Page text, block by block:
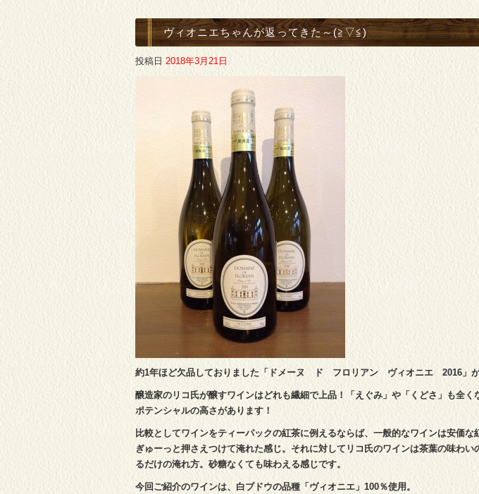
ヴィオニエちゃんが返ってきた～(≧▽≦)
投稿日 2018年3月21日
約1年ほど欠品しておりました「ドメーヌ ド フロリアン ヴィオニエ 2016」
醸造家のリコ氏が醸すワインはどれも繊細で上品！「えぐみ」や「くどさ」も全く
ポテンシャルの高さがあります！
比較としてワインをティーパックの紅茶に例えるならば、一般的なワインは安価
ぎゅーっと押さえつけて淹れた感じ。それに対してリコ氏のワインは茶葉の味わ
るだけの淹れ方。砂糖なくても味わえる感じです。
今回ご紹介のワインは、白ブドウの品種「ヴィオニエ」100％使用。